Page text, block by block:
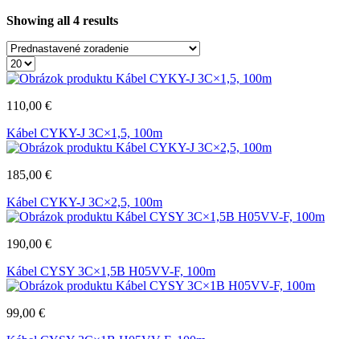
Showing all 4 results
110,00 €
Kábel CYKY-J 3C×1,5, 100m
185,00 €
Kábel CYKY-J 3C×2,5, 100m
190,00 €
Kábel CYSY 3C×1,5B H05VV-F, 100m
99,00 €